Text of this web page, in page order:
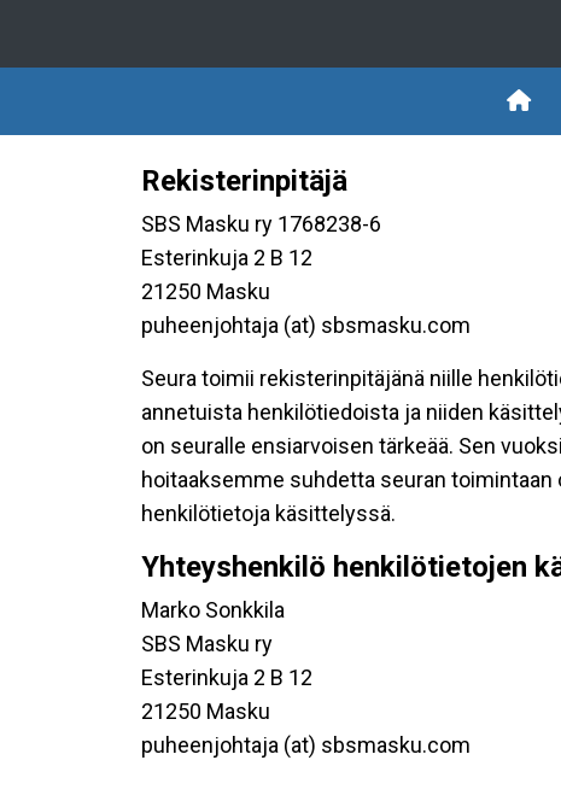
Rekisterinpitäjä
SBS Masku ry 1768238-6
Esterinkuja 2 B 12
21250 Masku
puheenjohtaja (at) sbsmasku.com
Seura toimii rekisterinpitäjänä niille
annetuista henkilötiedoista ja niiden
on seuralle ensiarvoisen tärkeää. Sen
hoitaaksemme suhdetta seuran
henkilötietoja käsittelyssä.
Yhteyshenkilö henkilötietojen
Marko Sonkkila
SBS Masku ry
Esterinkuja 2 B 12
21250 Masku
puheenjohtaja (at) sbsmasku.com